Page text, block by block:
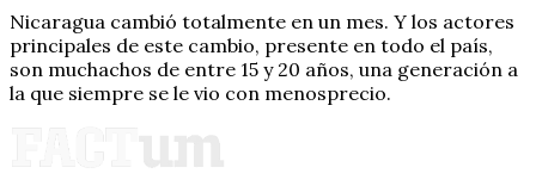
Nicaragua cambió totalmente en un mes. Y los actores
principales de este cambio, presente en todo el país,
son muchachos de entre 15 y 20 años, una generación a
la que siempre se le vio con menosprecio.